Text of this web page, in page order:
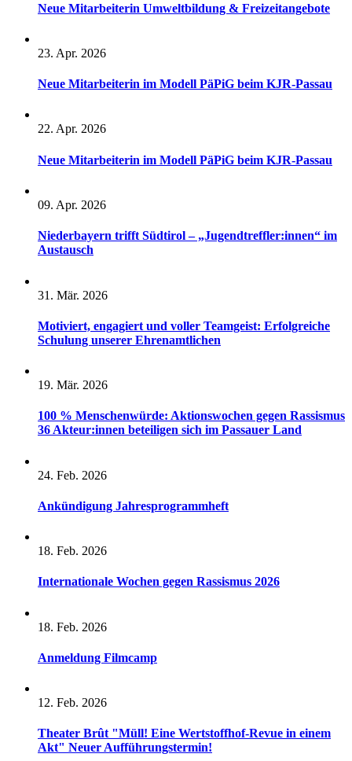
Neue Mitarbeiterin Umweltbildung & Freizeitangebote
23. Apr. 2026
Neue Mitarbeiterin im Modell PäPiG beim KJR-Passau
22. Apr. 2026
Neue Mitarbeiterin im Modell PäPiG beim KJR-Passau
09. Apr. 2026
Niederbayern trifft Südtirol – „Jugendtreffler:innen“ im
Austausch
31. Mär. 2026
Motiviert, engagiert und voller Teamgeist: Erfolgreiche
Schulung unserer Ehrenamtlichen
19. Mär. 2026
100 % Menschenwürde: Aktionswochen gegen Rassismus
36 Akteur:innen beteiligen sich im Passauer Land
24. Feb. 2026
Ankündigung Jahresprogrammheft
18. Feb. 2026
Internationale Wochen gegen Rassismus 2026
18. Feb. 2026
Anmeldung Filmcamp
12. Feb. 2026
Theater Brût "Müll! Eine Wertstoffhof-Revue in einem
Akt" Neuer Aufführungstermin!